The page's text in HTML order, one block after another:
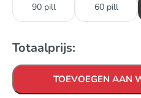
90 pill 60 pill
Totaalprijs:
TOEVOEGEN AAN